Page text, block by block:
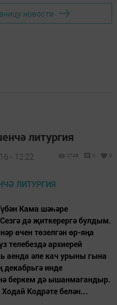
новости
литургия
- 12:22 2748 0 0
Кама шәһәре
дә җиткерергә булдым.
өчен төзелгән өр-яңа
телебездә архиерей
аенда әле кач урыны гына
инде
беркем дә ышанмагандыр.
Кодрәте белән...